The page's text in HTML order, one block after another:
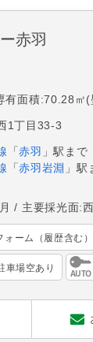
赤羽
有面積:70.28㎡(
1丁目33-3
「赤羽 」駅ま
「赤羽岩淵 」
主要採光面:
ォーム（履歴含む）
車場空あり